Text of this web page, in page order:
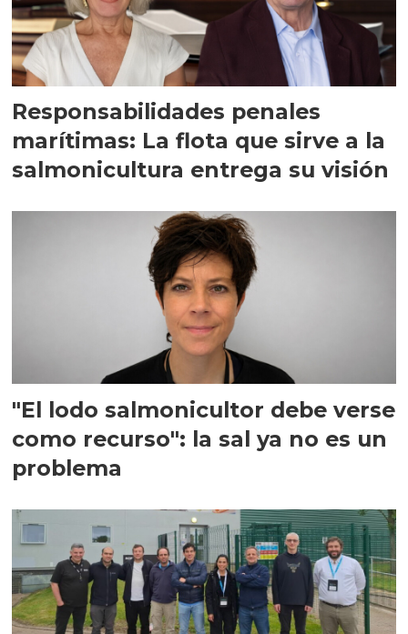
Responsabilidades penales
marítimas: La flota que sirve a la
salmonicultura entrega su visión
"El lodo salmonicultor debe verse
como recurso": la sal ya no es un
problema